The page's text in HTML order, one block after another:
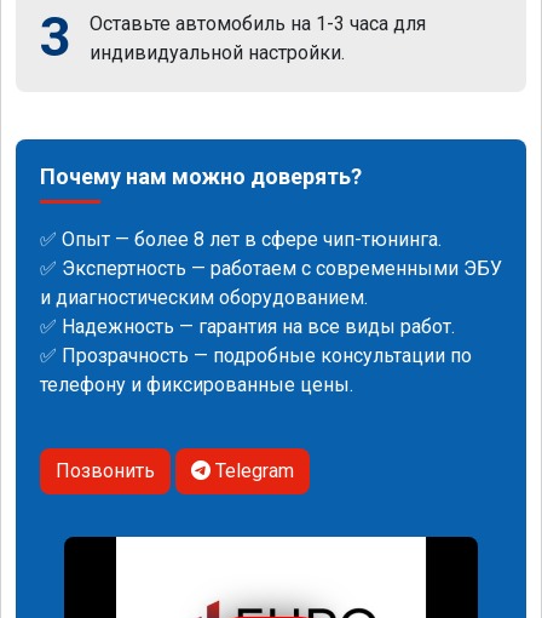
3
Оставьте автомобиль на 1-3 часа для
индивидуальной настройки.
Почему нам можно доверять?
✅ Опыт — более 8 лет в сфере чип-тюнинга.
✅ Экспертность — работаем с современными ЭБУ
и диагностическим оборудованием.
✅ Надежность — гарантия на все виды работ.
✅ Прозрачность — подробные консультации по
телефону и фиксированные цены.
Позвонить Telegram